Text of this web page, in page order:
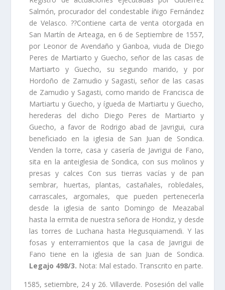
Salmón, procurador del condestable íñigo Fernández
de Velasco. ??Contiene carta de venta otorgada en
San Martí­n de Arteaga, en 6 de Septiembre de 1557,
por Leonor de Avendaño y Ganboa, viuda de Diego
Peres de Martiarto y Guecho, señor de las casas de
Martiarto y Guecho, su segundo marido, y por
Hordoño de Zamudio y Sagasti, señor de las casas
de Zamudio y Sagasti, como marido de Francisca de
Martiartu y Guecho, y ígueda de Martiartu y Guecho,
herederas del dicho Diego Peres de Martiarto y
Guecho, a favor de Rodrigo abad de Javrigui, cura
beneficiado en la iglesia de San Juan de Sondica.
Venden la torre, casa y caserí­a de Javrigui de Fano,
sita en la anteiglesia de Sondica, con sus molinos y
presas y calces Con sus tierras vací­as y de pan
sembrar, huertas, plantas, castañales, robledales,
carrascales, argomales, que pueden pertenecerla
desde la iglesia de santo Domingo de Meazabal
hasta la ermita de nuestra señora de Hondiz, y desde
las torres de Luchana hasta Hegusquiamendi. Y las
fosas y enterramientos que la casa de Javrigui de
Fano tiene en la iglesia de san Juan de Sondica.
Legajo 498/3. Nota: Mal estado. Transcrito en parte.
1585, setiembre, 24 y 26. Villaverde. Posesión del valle